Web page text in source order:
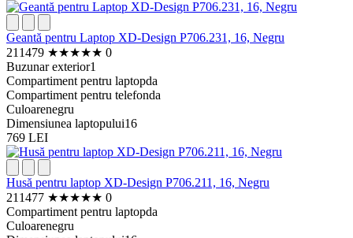
Geantă pentru Laptop XD-Design P706.231, 16, Negru
211479 ★★★★★ 0
Buzunar exterior1
Compartiment pentru laptopda
Compartiment pentru telefonda
Culoarenegru
Dimensiunea laptopului16
769 LEI
Husă pentru laptop XD-Design P706.211, 16, Negru
211477 ★★★★★ 0
Compartiment pentru laptopda
Culoarenegru